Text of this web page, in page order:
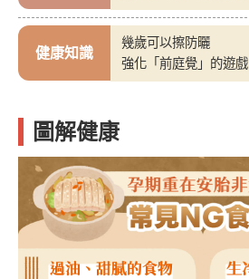
健康知識
幾歲可以擦防曬
強化「前庭覺」的遊戲
圖解健康